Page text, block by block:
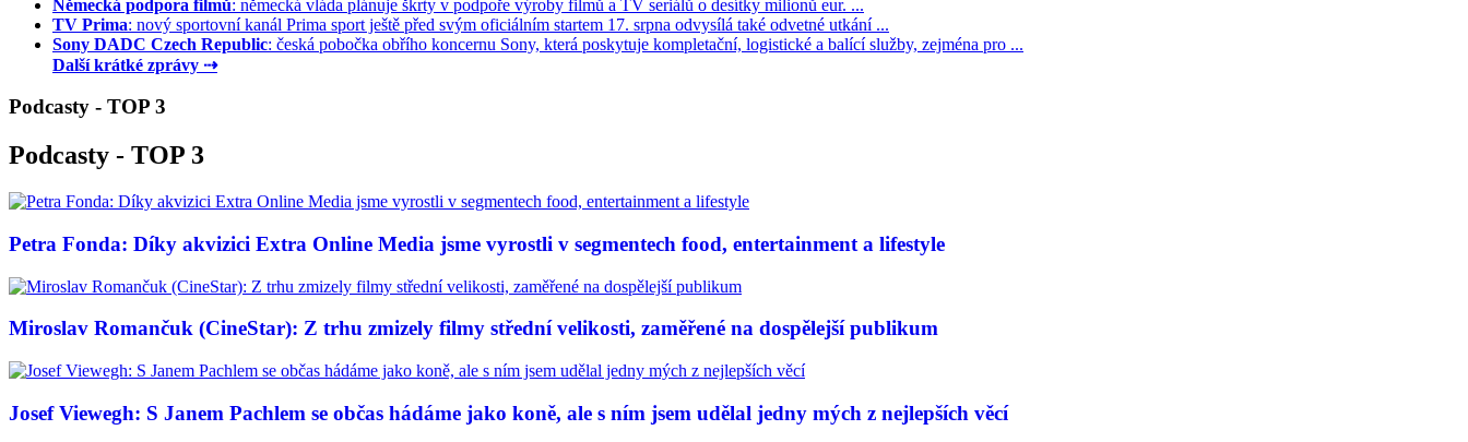
Německá podpora filmů: německá vláda plánuje škrty v podpoře výroby filmů a TV seriálů o desítky milionů eur. ...
TV Prima: nový sportovní kanál Prima sport ještě před svým oficiálním startem 17. srpna odvysílá také odvetné utkání ...
Sony DADC Czech Republic: česká pobočka obřího koncernu Sony, která poskytuje kompletační, logistické a balící služby, zejména pro ...
Další krátké zprávy ⇢
Podcasty - TOP 3
Podcasty - TOP 3
Petra Fonda: Díky akvizici Extra Online Media jsme vyrostli v segmentech food, entertainment a lifestyle
Miroslav Romančuk (CineStar): Z trhu zmizely filmy střední velikosti, zaměřené na dospělejší publikum
Josef Viewegh: S Janem Pachlem se občas hádáme jako koně, ale s ním jsem udělal jedny mých z nejlepších věcí